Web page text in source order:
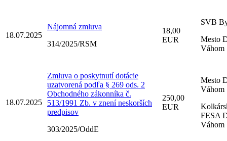
18.07.2025
Nájomná zmluva
314/2025/RSM
18,00
EUR
SVB
Mesto
Váhom
18.07.2025
Zmluva o poskytnutí dotácie
uzatvorená podľa § 269 ods. 2
Obchodného zákonníka č.
513/1991 Zb. v znení neskorších
predpisov
303/2025/OddE
250,00
EUR
Mesto
Váhom
FESA
Váhom